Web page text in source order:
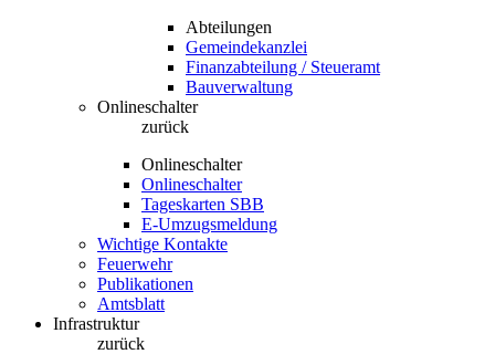
Abteilungen
Gemeindekanzlei
Finanzabteilung / Steueramt
Bauverwaltung
Onlineschalter
zurück
Onlineschalter
Onlineschalter
Tageskarten SBB
E-Umzugsmeldung
Wichtige Kontakte
Feuerwehr
Publikationen
Amtsblatt
Infrastruktur
zurück